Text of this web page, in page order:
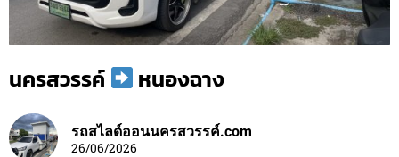
นครสวรรค์ หนองฉาง
รถสไลด์ออนนครสวรรค์.com
26/06/2026